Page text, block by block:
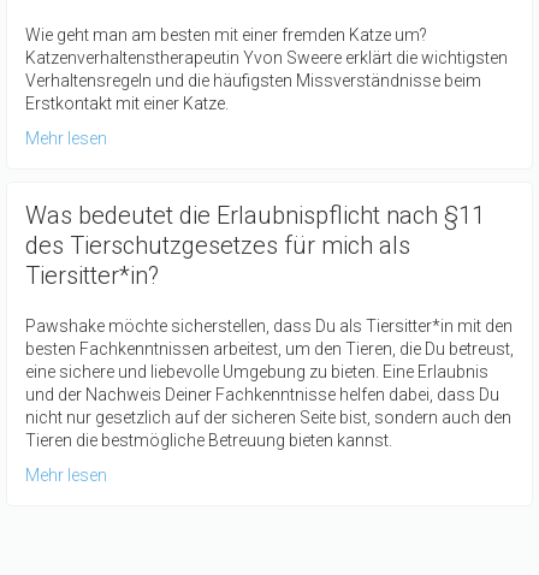
Wie geht man am besten mit einer fremden Katze um?
Katzenverhaltenstherapeutin Yvon Sweere erklärt die wichtigsten
Verhaltensregeln und die häufigsten Missverständnisse beim
Erstkontakt mit einer Katze.
Mehr lesen
Was bedeutet die Erlaubnispflicht nach §11
des Tierschutzgesetzes für mich als
Tiersitter*in?
Pawshake möchte sicherstellen, dass Du als Tiersitter*in mit den
besten Fachkenntnissen arbeitest, um den Tieren, die Du betreust,
eine sichere und liebevolle Umgebung zu bieten. Eine Erlaubnis
und der Nachweis Deiner Fachkenntnisse helfen dabei, dass Du
nicht nur gesetzlich auf der sicheren Seite bist, sondern auch den
Tieren die bestmögliche Betreuung bieten kannst.
Mehr lesen